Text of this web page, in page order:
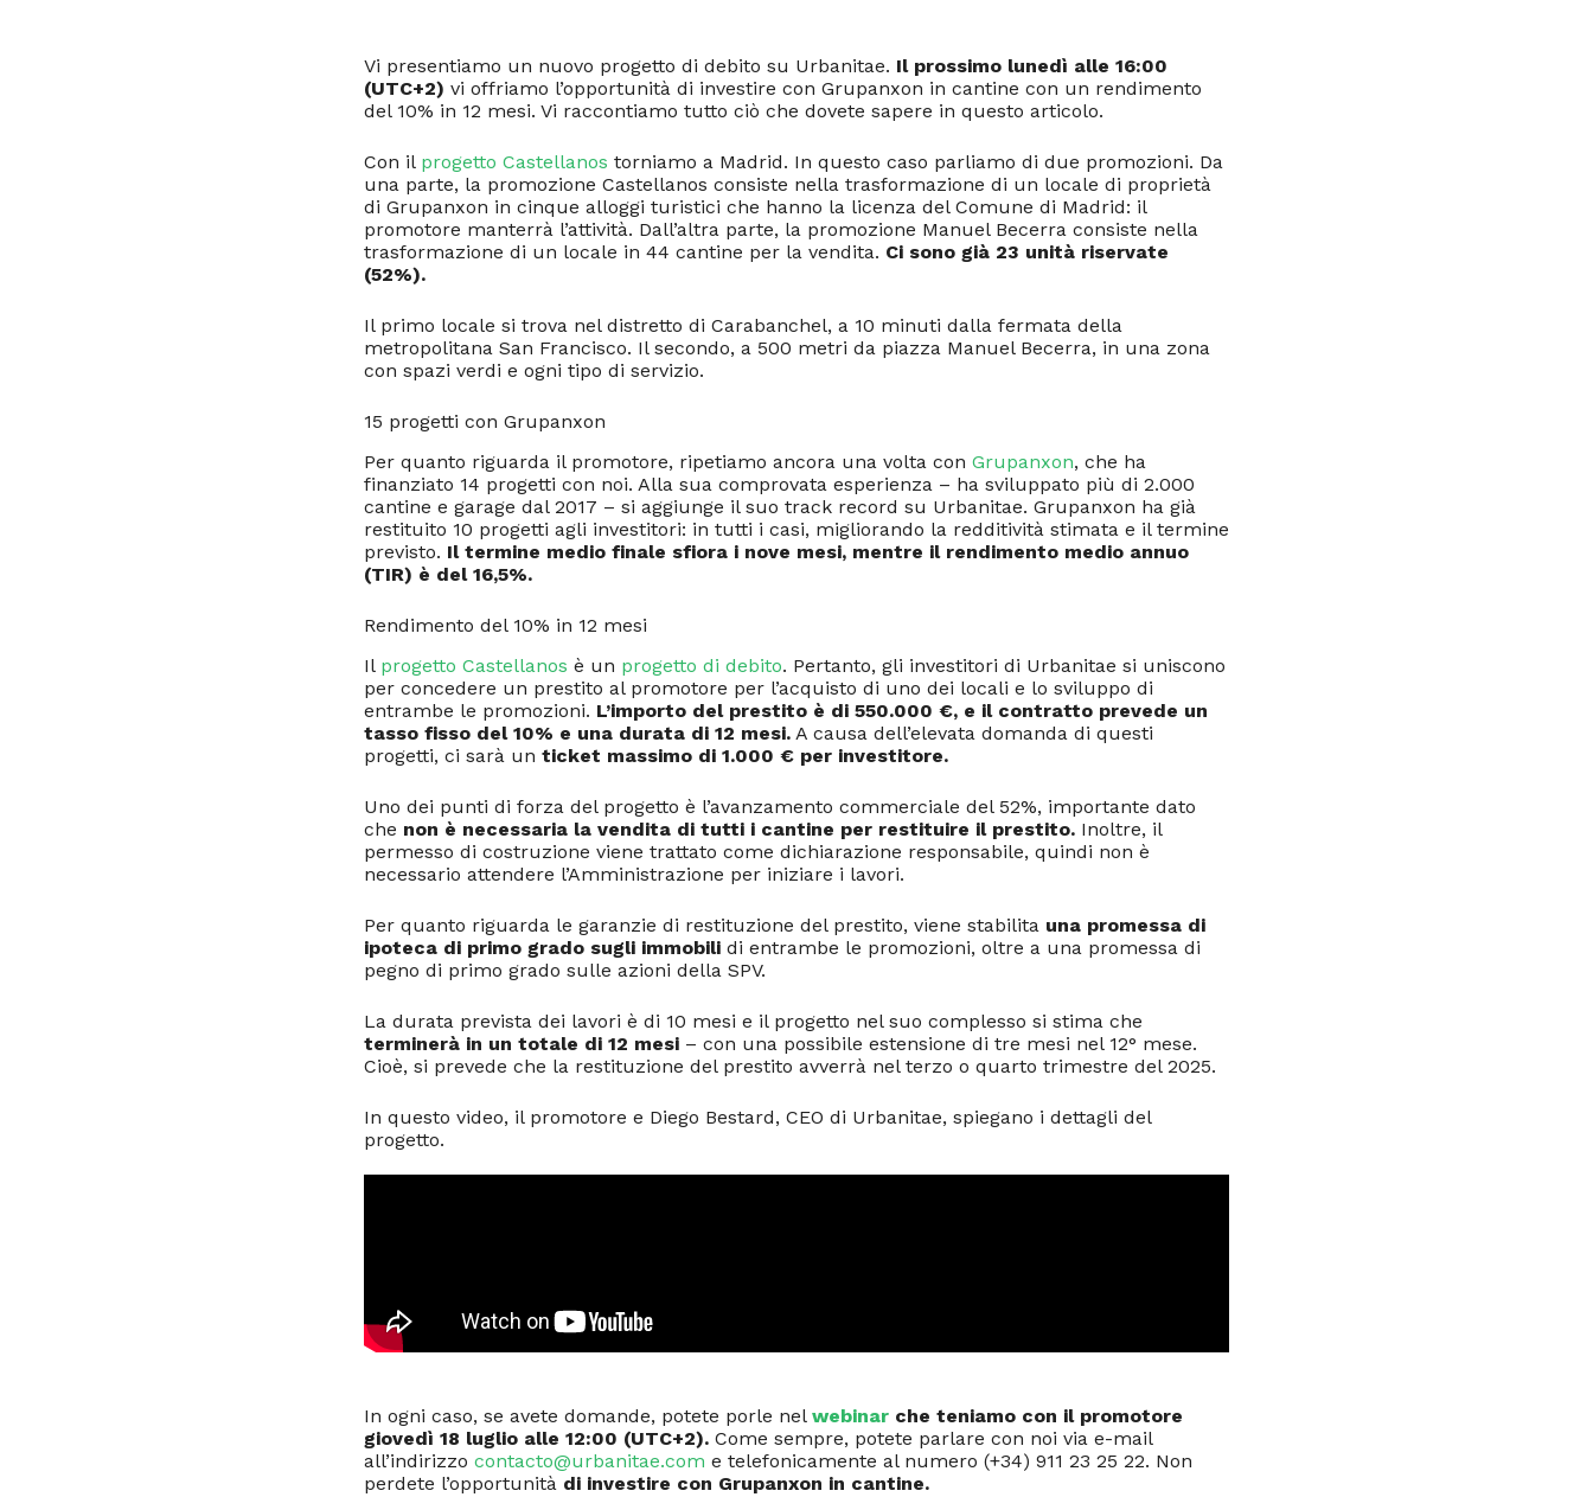
Vi presentiamo un nuovo progetto di debito su Urbanitae. Il prossimo lunedì alle 16:00
(UTC+2) vi offriamo l’opportunità di investire con Grupanxon in cantine con un rendimento
del 10% in 12 mesi. Vi raccontiamo tutto ciò che dovete sapere in questo articolo.
Con il progetto Castellanos torniamo a Madrid. In questo caso parliamo di due promozioni. Da
una parte, la promozione Castellanos consiste nella trasformazione di un locale di proprietà
di Grupanxon in cinque alloggi turistici che hanno la licenza del Comune di Madrid: il
promotore manterrà l’attività. Dall’altra parte, la promozione Manuel Becerra consiste nella
trasformazione di un locale in 44 cantine per la vendita. Ci sono già 23 unità riservate
(52%).
Il primo locale si trova nel distretto di Carabanchel, a 10 minuti dalla fermata della
metropolitana San Francisco. Il secondo, a 500 metri da piazza Manuel Becerra, in una zona
con spazi verdi e ogni tipo di servizio.
15 progetti con Grupanxon
Per quanto riguarda il promotore, ripetiamo ancora una volta con Grupanxon, che ha
finanziato 14 progetti con noi. Alla sua comprovata esperienza – ha sviluppato più di 2.000
cantine e garage dal 2017 – si aggiunge il suo track record su Urbanitae. Grupanxon ha già
restituito 10 progetti agli investitori: in tutti i casi, migliorando la redditività stimata e il termine
previsto. Il termine medio finale sfiora i nove mesi, mentre il rendimento medio annuo
(TIR) è del 16,5%.
Rendimento del 10% in 12 mesi
Il progetto Castellanos è un progetto di debito. Pertanto, gli investitori di Urbanitae si uniscono
per concedere un prestito al promotore per l’acquisto di uno dei locali e lo sviluppo di
entrambe le promozioni. L’importo del prestito è di 550.000 €, e il contratto prevede un
tasso fisso del 10% e una durata di 12 mesi. A causa dell’elevata domanda di questi
progetti, ci sarà un ticket massimo di 1.000 € per investitore.
Uno dei punti di forza del progetto è l’avanzamento commerciale del 52%, importante dato
che non è necessaria la vendita di tutti i cantine per restituire il prestito. Inoltre, il
permesso di costruzione viene trattato come dichiarazione responsabile, quindi non è
necessario attendere l’Amministrazione per iniziare i lavori.
Per quanto riguarda le garanzie di restituzione del prestito, viene stabilita una promessa di
ipoteca di primo grado sugli immobili di entrambe le promozioni, oltre a una promessa di
pegno di primo grado sulle azioni della SPV.
La durata prevista dei lavori è di 10 mesi e il progetto nel suo complesso si stima che
terminerà in un totale di 12 mesi – con una possibile estensione di tre mesi nel 12° mese.
Cioè, si prevede che la restituzione del prestito avverrà nel terzo o quarto trimestre del 2025.
In questo video, il promotore e Diego Bestard, CEO di Urbanitae, spiegano i dettagli del
progetto.
In ogni caso, se avete domande, potete porle nel webinar che teniamo con il promotore
giovedì 18 luglio alle 12:00 (UTC+2). Come sempre, potete parlare con noi via e-mail
all’indirizzo contacto@urbanitae.com e telefonicamente al numero (+34) 911 23 25 22. Non
perdete l’opportunità di investire con Grupanxon in cantine.